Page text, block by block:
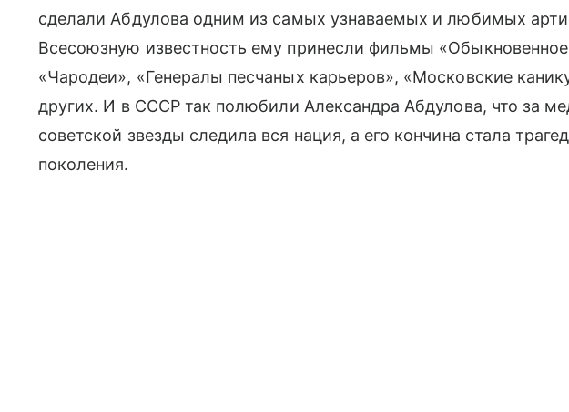
сделали Абдулова одним из самых узнаваемых и любимых
Всесоюзную известность ему принесли фильмы «Обыкновенное
«Чародеи», «Генералы песчаных карьеров», «Московские
других. И в СССР так полюбили Александра Абдулова, что за
советской звезды следила вся нация, а его кончина стала
поколения.